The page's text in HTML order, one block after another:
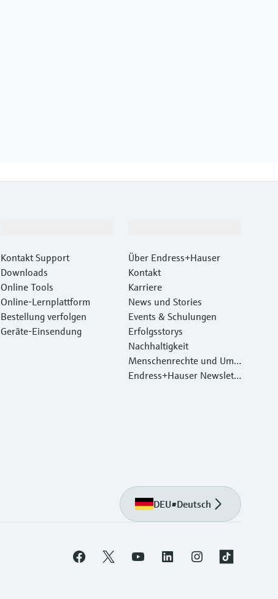
Kontakt Support
Downloads
Online Tools
Online-Lernplattform
Bestellung verfolgen
Geräte‑Einsendung
Über Endress+Hauser
Kontakt
Karriere
News und Stories
Events & Schulungen
Erfolgsstorys
Nachhaltigkeit
Menschenrechte und Umw
eltschutz
Endress+Hauser Newslett
DEU•Deutsch